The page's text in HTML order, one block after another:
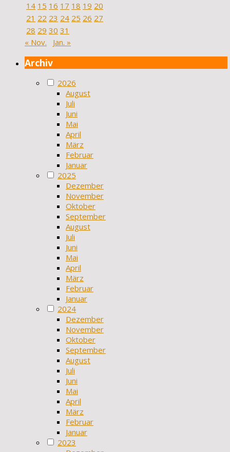
14 15 16 17 18 19 20
21 22 23 24 25 26 27
28 29 30 31
« Nov.
Jan. »
Archiv
2026
August
Juli
Juni
Mai
April
März
Februar
Januar
2025
Dezember
November
Oktober
September
August
Juli
Juni
Mai
April
März
Februar
Januar
2024
Dezember
November
Oktober
September
August
Juli
Juni
Mai
April
März
Februar
Januar
2023